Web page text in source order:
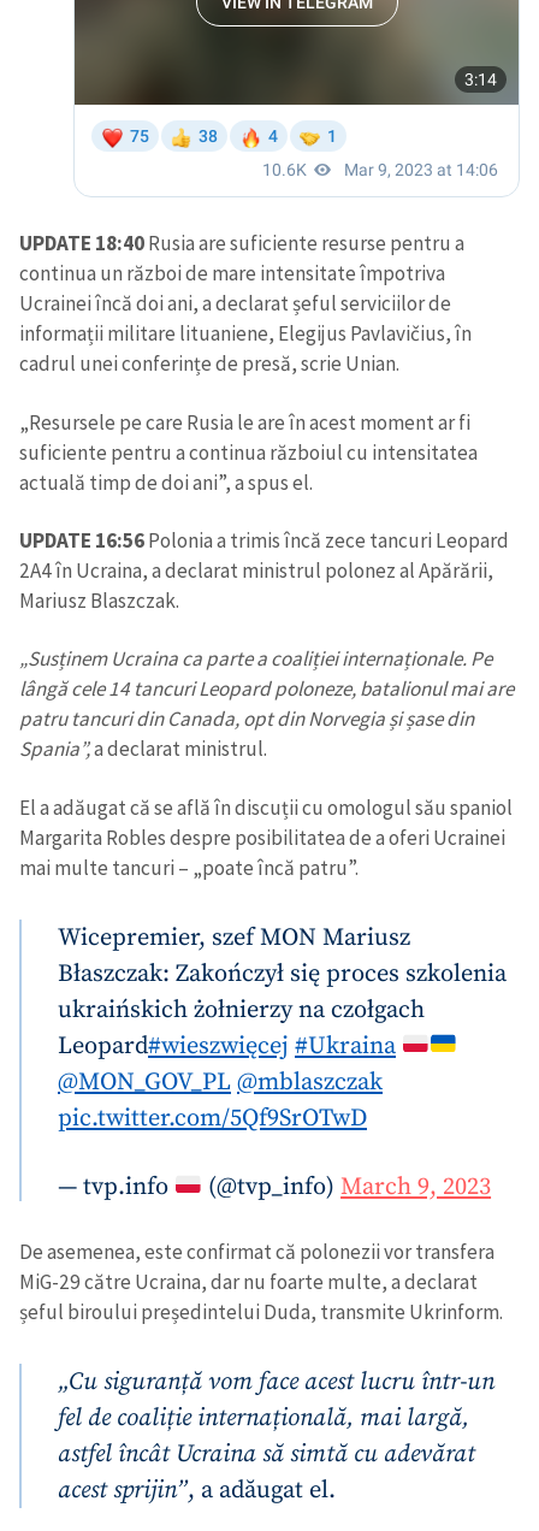
Trimite o informație
Despre ZdG
in English
на русском
UPDATE 18:40Rusia are suficiente resurse pentru a
continua un război de mare intensitate împotriva
Ucrainei încă doi ani, a declarat șeful serviciilor de
informații militare lituaniene, Elegijus Pavlavičius, în
cadrul unei conferințe de presă, scrie Unian.
„Resursele pe care Rusia le are în acest moment ar fi
suficiente pentru a continua războiul cu intensitatea
actuală timp de doi ani”, a spus el.
UPDATE 16:56Polonia a trimis încă zece tancuri Leopard
2A4 în Ucraina, a declarat ministrul polonez al Apărării,
Mariusz Blaszczak.
„Susținem Ucraina ca parte a coaliției internaționale. Pe
lângă cele 14 tancuri Leopard poloneze, batalionul mai are
patru tancuri din Canada, opt din Norvegia și șase din
Spania”,a declarat ministrul.
El a adăugat că se află în discuții cu omologul său spaniol
Margarita Robles despre posibilitatea de a oferi Ucrainei
mai multe tancuri – „poate încă patru”.
Wicepremier, szef MON Mariusz
Błaszczak: Zakończył się proces szkolenia
ukraińskich żołnierzy na czołgach
Leopard#wieszwięcej #Ukraina
@MON_GOV_PL@mblaszczak
pic.twitter.com/5Qf9SrOTwD
— tvp.info (@tvp_info)March 9, 2023
De asemenea, este confirmat că polonezii vor transfera
MiG-29 către Ucraina, dar nu foarte multe, a declarat
șeful biroului președintelui Duda, transmite Ukrinform.
„Cu siguranță vom face acest lucru într-un
fel de coaliție internațională, mai largă,
astfel încât Ucraina să simtă cu adevărat
acest sprijin”, a adăugat el.